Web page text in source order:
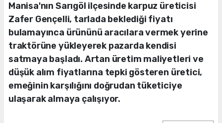
Manisa'nın Sarıgöl ilçesinde karpuz üreticisi
Zafer Gençelli, tarlada beklediği fiyatı
bulamayınca ürününü aracılara vermek yerine
traktörüne yükleyerek pazarda kendisi
satmaya başladı. Artan üretim maliyetleri ve
düşük alım fiyatlarına tepki gösteren üretici,
emeğinin karşılığını doğrudan tüketiciye
ulaşarak almaya çalışıyor.